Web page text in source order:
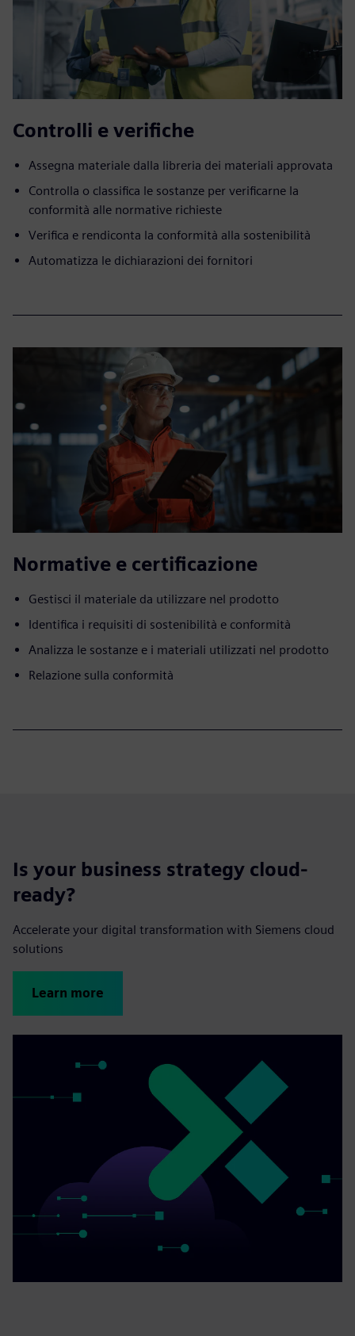
Controlli e verifiche
Assegna materiale dalla libreria dei materiali approvata
Controlla o classifica le sostanze per verificarne la
conformità alle normative richieste
Verifica e rendiconta la conformità alla sostenibilità
Automatizza le dichiarazioni dei fornitori
Normative e certificazione
Gestisci il materiale da utilizzare nel prodotto
Identifica i requisiti di sostenibilità e conformità
Analizza le sostanze e i materiali utilizzati nel prodotto
Relazione sulla conformità
Is your business strategy cloud-
ready?
Accelerate your digital transformation with Siemens cloud
solutions
Learn more